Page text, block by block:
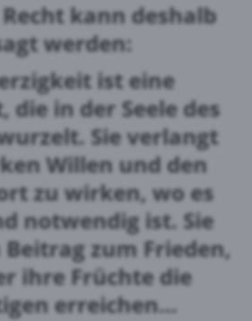
kann deshalb
werden:
ist eine
die in der Seele des
Sie verlangt
Willen und den
zu wirken, wo es
notwendig ist. Sie
zum Frieden,
ihre Früchte die
erreichen…